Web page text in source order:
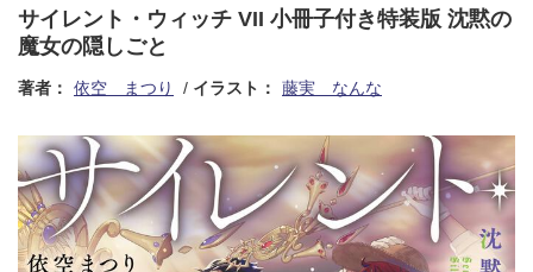
サイレント・ウィッチ VII 小冊子付き特装版 沈黙の
魔女の隠しごと
著者： 依空 まつり イラスト： 藤実 なんな